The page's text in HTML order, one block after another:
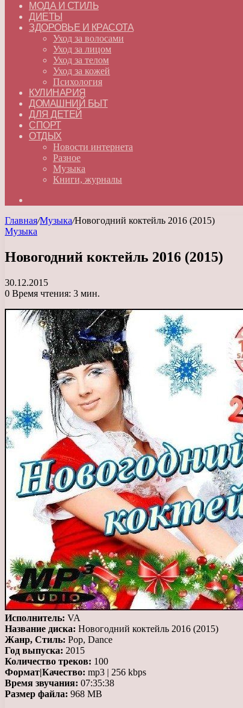
МОДА И СТИЛЬ
ДИЕТЫ
ЗДОРОВЬЕ И КРАСОТА
Уход за волосами
Уход за лицом
Уход за телом
Уход за кожей
Психология
КУЛИНАРИЯ
ДОМАШНИЙ БЫТ
ДЛЯ ДЕТЕЙ
СПОРТ
ОТДЫХ
Новости интернета
Разное
Музыка
Книги, журналы
Главная/Музыка/Новогодний коктейль 2016 (2015)
Музыка
Новогодний коктейль 2016 (2015)
30.12.2015
0 Время чтения: 3 мин.
Исполнитель: VA
Название диска: Новогодний коктейль 2016 (2015)
Жанр, Стиль: Pop, Dance
Год выпуска: 2015
Количество треков: 100
Формат|Качество: mp3 | 256 kbps
Время звучания: 07:35:38
Размер файла: 968 MB